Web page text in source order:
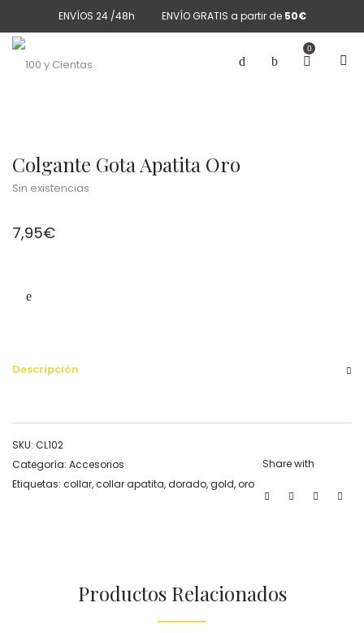
ENVÍOS 24 /48h ENVÍO GRATIS a partir de 50€
0
Colgante Gota Apatita Oro
Sin existencias
7,95€
Descripción
SKU: CL102
Categoría: Accesorios
Etiquetas: collar,collar apatita,dorado,gold,oro
Share with
Productos Relacionados